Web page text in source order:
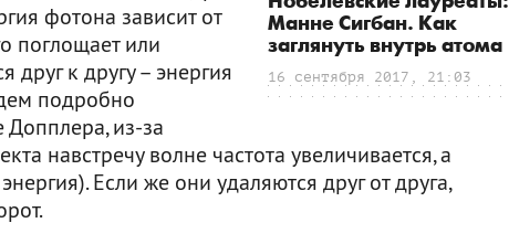
Манне Сигбан. Как
заглянуть внутрь атома
16 сентября 2017, 21:03
фотона зависит от
поглощает или
друг к другу – энергия
подробно
Допплера, из-за
навстречу волне частота увеличивается, а
Если же они удаляются друг от друга,